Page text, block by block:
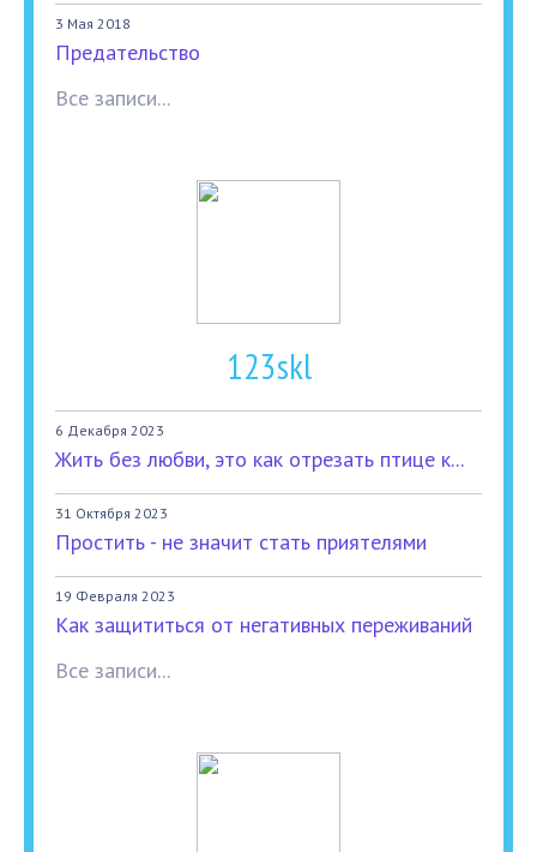
3 Мая 2018
Предательство
Все записи...
123skl
6 Декабря 2023
Жить без любви, это как отрезать птице к...
31 Октября 2023
Простить - не значит стать приятелями
19 Февраля 2023
Как защититься от негативных переживаний
Все записи...